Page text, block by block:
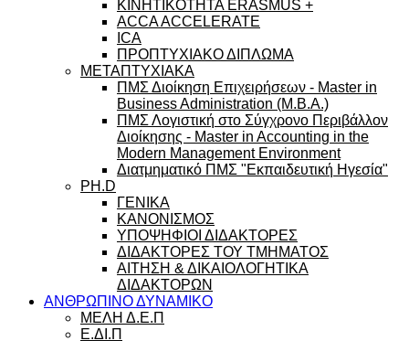
ΚΙΝΗΤΙΚΟΤΗΤΑ ERASMUS +
ACCA ACCELERATE
ICA
ΠΡΟΠΤΥΧΙΑΚΟ ΔΙΠΛΩΜΑ
ΜΕΤΑΠΤΥΧΙΑΚΑ
ΠΜΣ Διοίκηση Επιχειρήσεων - Master in
Business Administration (M.B.A.)
ΠΜΣ Λογιστική στο Σύγχρονο Περιβάλλον
Διοίκησης - Master in Accounting in the
Modern Management Environment
Διατμηματικό ΠΜΣ "Εκπαιδευτική Ηγεσία"
PH.D
ΓΕΝΙΚΑ
ΚΑΝΟΝΙΣΜΟΣ
ΥΠΟΨΗΦΙΟΙ ΔΙΔΑΚΤΟΡΕΣ
ΔΙΔΑΚΤΟΡΕΣ ΤΟΥ ΤΜΗΜΑΤΟΣ
ΑΙΤΗΣΗ & ΔΙΚΑΙΟΛΟΓΗΤΙΚΑ
ΔΙΔΑΚΤΟΡΩΝ
ΑΝΘΡΩΠΙΝΟ ΔΥΝΑΜΙΚΟ
ΜΕΛΗ Δ.Ε.Π
Ε.ΔΙ.Π